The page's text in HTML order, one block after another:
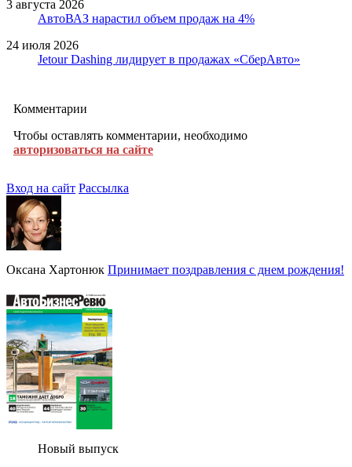
3 августа 2026
АвтоВАЗ нарастил объем продаж на 4%
24 июля 2026
Jetour Dashing лидирует в продажах «СберАвто»
Комментарии
Чтобы оставлять комментарии, необходимо
авторизоваться на сайте
Вход на сайт Рассылка
Оксана Хартонюк Принимает поздравления с днем рождения!
Новый выпуск